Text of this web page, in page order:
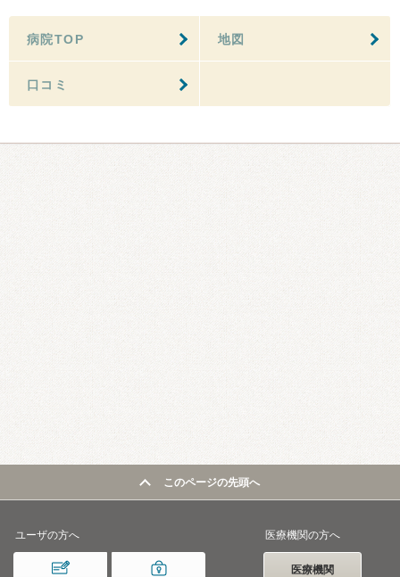
病院TOP 地図
口コミ
このページの先頭へ
ユーザの方へ 医療機関の方へ
医療機関